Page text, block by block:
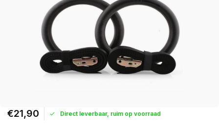
€21,90 Direct leverbaar, ruim op voorraad